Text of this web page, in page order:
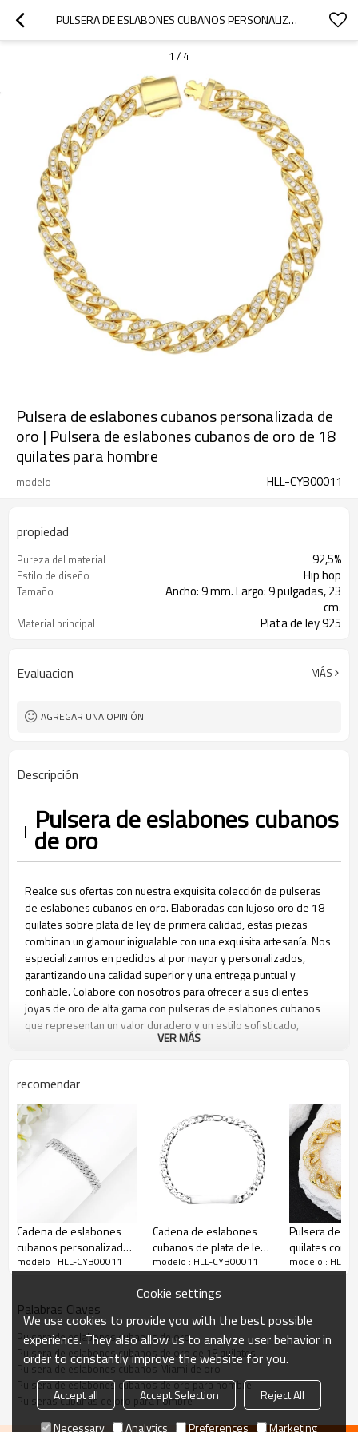
PULSERA DE ESLABONES CUBANOS PERSONALIZADA DE ORO | PULSERA DE ESLABONES CUBANOS DE ORO DE 18 QUILATES PARA HOMBRE
1 / 4
Pulsera de eslabones cubanos personalizada de
oro | Pulsera de eslabones cubanos de oro de 18
quilates para hombre
modelo HLL-CYB00011
propiedad
Pureza del material 92,5%
Estilo de diseño Hip hop
Tamaño
Ancho: 9 mm. Largo: 9 pulgadas, 23
cm.
Material principal Plata de ley 925
Evaluacion MÁS
AGREGAR UNA OPINIÓN
Descripción
Pulsera de eslabones cubanos
de oro
Realce sus ofertas con nuestra exquisita colección de pulseras
de eslabones cubanos en oro. Elaboradas con lujoso oro de 18
quilates sobre plata de ley de primera calidad, estas piezas
combinan un glamour inigualable con una exquisita artesanía. Nos
especializamos en pedidos al por mayor y personalizados,
garantizando una calidad superior y una entrega puntual y
confiable. Colabore con nosotros para ofrecer a sus clientes
joyas de oro de alta gama con pulseras de eslabones cubanos
que representan un valor duradero y un estilo sofisticado,
complementando a la perfección su gama de productos.
Número de artículo: HLL-CYB00011
VER MÁS
recomendar
Cadena de eslabones
cubanos personalizada
en plata de ley 925 |
plata para hombre
modelo : HLL-CYB00011
Cadena de eslabones
cubanos de plata de ley
925 personalizada |
cubanos Miami de plata
modelo : HLL-CYB00011
Pulsera de
quilates con
cubanos al
modelo : HLL-
Palabras Claves
Pulsera de eslabones cubanos de oro
Pulsera de eslabones cubanos de oro de 18 quilates
Pulsera de eslabones cubanos Miami de oro
Pulsera de eslabones cubanos de oro para hombre
Pulseras cubanas de oro para hombre
Cookie settings
We use cookies to provide you with the best possible
experience. They also allow us to analyze user behavior in
order to constantly improve the website for you.
Accept all Accept Selection
Reject All
Necessary
Analytics Preferences Marketing